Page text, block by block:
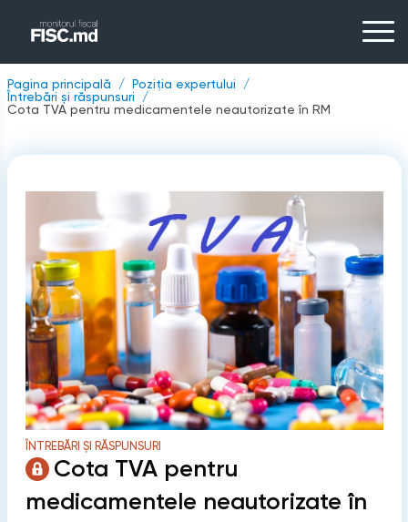
Pagina principală
Poziția expertului
Întrebări și răspunsuri
Cota TVA pentru medicamentele neautorizate în RM
ÎNTREBĂRI ȘI RĂSPUNSURI
Cota TVA pentru
medicamentele neautorizate în